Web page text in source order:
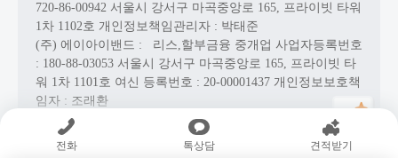
전화 톡상담 견적받기
720-86-00942 서울시 강서구 마곡중앙로 165, 프라이빗 타워
1차 1102호 개인정보책임관리자 : 박태준
(주) 에이아이밴드 : 리스,할부금융 중개업 사업자등록번호
: 180-88-03053 서울시 강서구 마곡중앙로 165, 프라이빗 타
워 1차 1101호 여신 등록번호 : 20-00001437 개인정보보호책
임자 : 조래환
Copyright© AICT Co., Ltd. All Rights Reserved.